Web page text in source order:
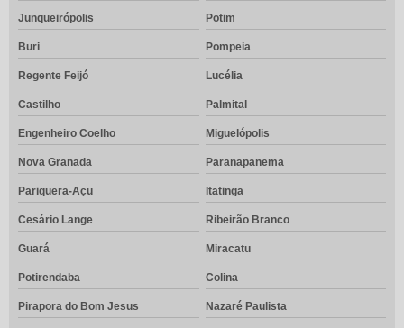
Junqueirópolis Potim
Buri Pompeia
Regente Feijó Lucélia
Castilho Palmital
Engenheiro Coelho Miguelópolis
Nova Granada Paranapanema
Pariquera-Açu Itatinga
Cesário Lange Ribeirão Branco
Guará Miracatu
Potirendaba Colina
Pirapora do Bom Jesus Nazaré Paulista